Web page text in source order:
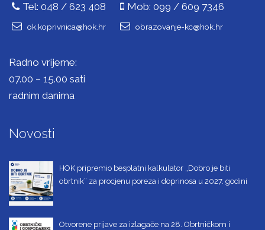
Tel: 048 / 623 408
Mob: 099 / 609 7346
ok.koprivnica@hok.hr obrazovanje-kc@hok.hr
Radno vrijeme:
07.00 – 15.00 sati
radnim danima
Novosti
HOK pripremio besplatni kalkulator „Dobro je biti
obrtnik“ za procjenu poreza i doprinosa u 2027. godini
Otvorene prijave za izlagače na 28. Obrtničkom i